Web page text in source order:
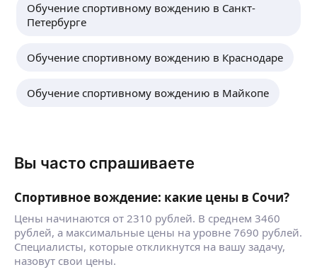
Обучение спортивному вождению в Санкт-
Петербурге
Обучение спортивному вождению в Краснодаре
Обучение спортивному вождению в Майкопе
Вы часто спрашиваете
Спортивное вождение: какие цены в Сочи?
Цены начинаются от 2310 рублей. В среднем 3460
рублей, а максимальные цены на уровне 7690 рублей.
Специалисты, которые откликнутся на вашу задачу,
назовут свои цены.